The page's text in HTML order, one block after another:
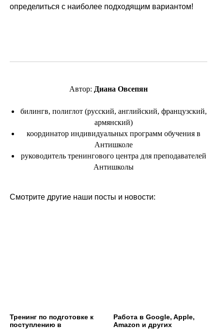
определиться с наиболее подходящим вариантом!
Автор: Диана Овсепян
билингв, полиглот (русский, английский, французский,
армянский)
координатор индивидуальных программ обучения в
Антишколе
руководитель тренингового центра для преподавателей
Антишколы
Смотрите другие наши посты и новости:
Тренинг по подготовке к
поступлению в
Работа в Google, Apple,
Amazon и других